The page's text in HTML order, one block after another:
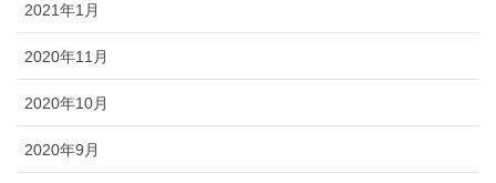
2021年1月
2020年11月
2020年10月
2020年9月